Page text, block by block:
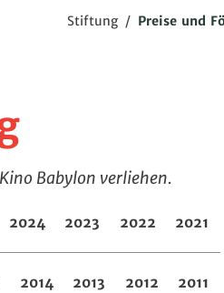
Stiftung / Preise und
Babylon verliehen.
2024 2023 2022 2021
2014 2013 2012 2011